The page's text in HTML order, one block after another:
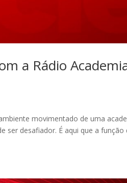
a Rádio
movimentado de uma
ser desafiador. É aqui que a função